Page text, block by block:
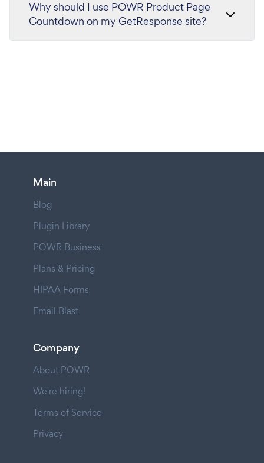
Why should I use POWR Product Page
Countdown on my GetResponse site?
Main
Blog
Plugin Library
POWR Business
Plans & Pricing
HIPAA Forms
Email Blast
Company
About POWR
We're hiring!
Terms of Service
Privacy